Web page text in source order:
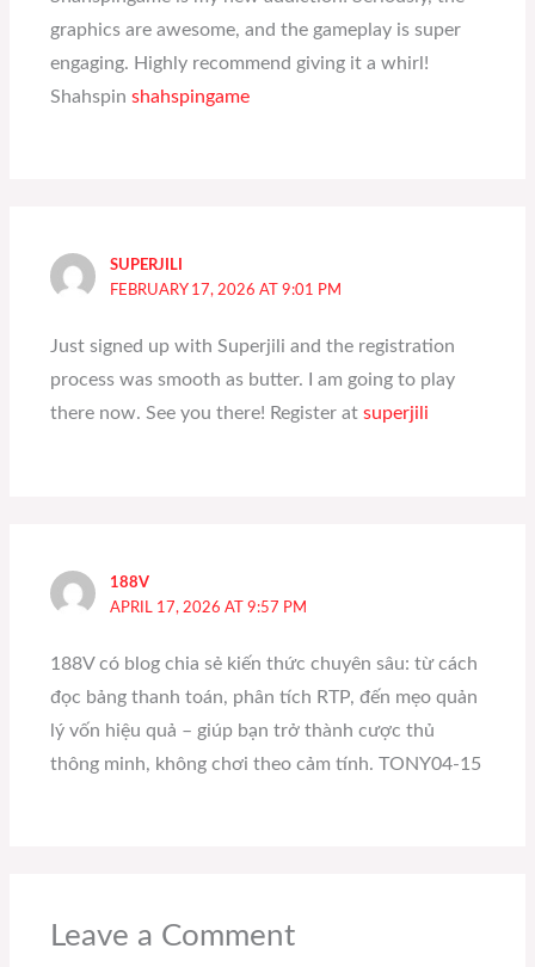
graphics are awesome, and the gameplay is super
engaging. Highly recommend giving it a whirl!
Shahspin shahspingame
SUPERJILI
FEBRUARY 17, 2026 AT 9:01 PM
Just signed up with Superjili and the registration
process was smooth as butter. I am going to play
there now. See you there! Register at superjili
188V
APRIL 17, 2026 AT 9:57 PM
188V có blog chia sẻ kiến thức chuyên sâu: từ cách
đọc bảng thanh toán, phân tích RTP, đến mẹo quản
lý vốn hiệu quả – giúp bạn trở thành cược thủ
thông minh, không chơi theo cảm tính. TONY04-15
Leave a Comment